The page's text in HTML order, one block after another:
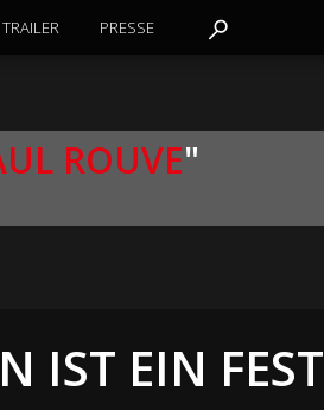
ROUVE"
IST EIN FEST
TRAILER PRESSE